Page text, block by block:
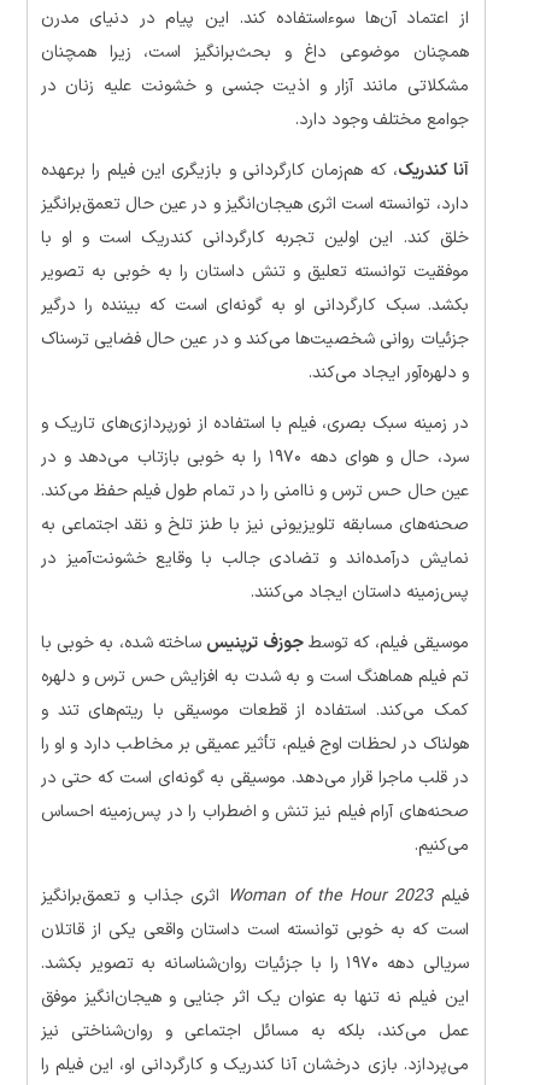
از اعتماد آن‌ها سوءاستفاده کند. این پیام در دنیای مدرن
همچنان موضوعی داغ و بحث‌برانگیز است، زیرا همچنان
مشکلاتی مانند آزار و اذیت جنسی و خشونت علیه زنان در
جوامع مختلف وجود دارد.
آنا کندریک، که هم‌زمان کارگردانی و بازیگری این فیلم را برعهده
دارد، توانسته است اثری هیجان‌انگیز و در عین حال تعمق‌برانگیز
خلق کند. این اولین تجربه کارگردانی کندریک است و او با
موفقیت توانسته تعلیق و تنش داستان را به خوبی به تصویر
بکشد. سبک کارگردانی او به گونه‌ای است که بیننده را درگیر
جزئیات روانی شخصیت‌ها می‌کند و در عین حال فضایی ترسناک
و دلهره‌آور ایجاد می‌کند.
در زمینه سبک بصری، فیلم با استفاده از نورپردازی‌های تاریک و
سرد، حال و هوای دهه ۱۹۷۰ را به خوبی بازتاب می‌دهد و در
عین حال حس ترس و ناامنی را در تمام طول فیلم حفظ می‌کند.
صحنه‌های مسابقه تلویزیونی نیز با طنز تلخ و نقد اجتماعی به
نمایش درآمده‌اند و تضادی جالب با وقایع خشونت‌آمیز در
پس‌زمینه داستان ایجاد می‌کنند.
موسیقی فیلم، که توسطجوزف ترپنیس ساخته شده، به خوبی با
تم فیلم هماهنگ است و به شدت به افزایش حس ترس و دلهره
کمک می‌کند. استفاده از قطعات موسیقی با ریتم‌های تند و
هولناک در لحظات اوج فیلم، تأثیر عمیقی بر مخاطب دارد و او را
در قلب ماجرا قرار می‌دهد. موسیقی به گونه‌ای است که حتی در
صحنه‌های آرام فیلم نیز تنش و اضطراب را در پس‌زمینه احساس
می‌کنیم.
فیلمWoman of the Hour 2023 اثری جذاب و تعمق‌برانگیز
است که به خوبی توانسته است داستان واقعی یکی از قاتلان
سریالی دهه ۱۹۷۰ را با جزئیات روان‌شناسانه به تصویر بکشد.
این فیلم نه تنها به عنوان یک اثر جنایی و هیجان‌انگیز موفق
عمل می‌کند، بلکه به مسائل اجتماعی و روان‌شناختی نیز
می‌پردازد. بازی درخشان آنا کندریک و کارگردانی او، این فیلم را